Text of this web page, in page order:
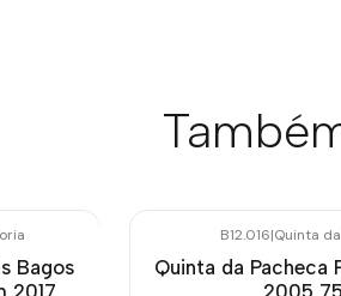
Bagos
2017
B12.016|Quinta
Quinta da Pacheca
2005